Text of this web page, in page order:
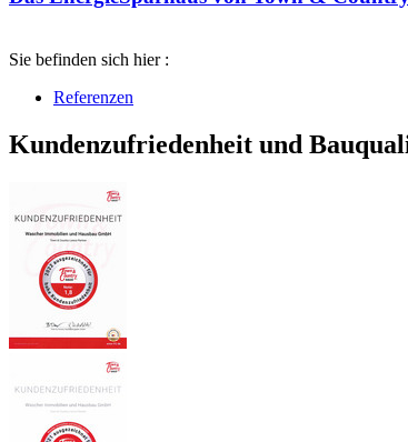
Sie befinden sich hier :
Referenzen
Kundenzufriedenheit und